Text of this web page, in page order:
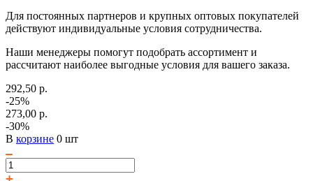
Для постоянных партнеров и крупных оптовых покупателей
действуют индивидуальные условия сотрудничества.
Наши менеджеры помогут подобрать ассортимент и
рассчитают наиболее выгодные условия для вашего заказа.
292,50 р.
-25%
273,00 р.
-30%
В корзине 0 шт